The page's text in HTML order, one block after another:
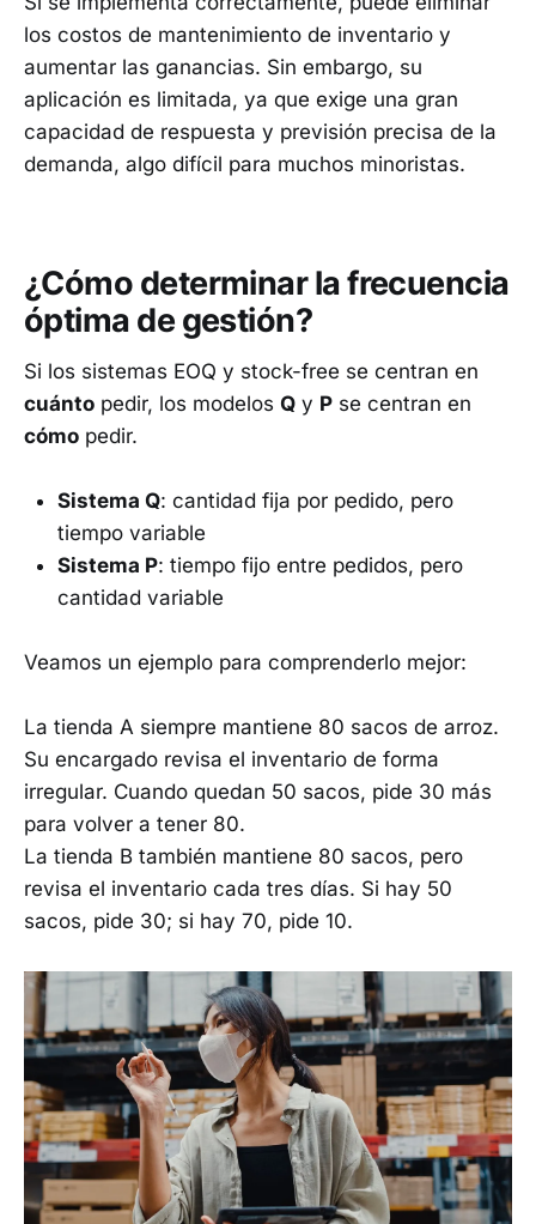
los costos de mantenimiento de inventario y
aumentar las ganancias. Sin embargo, su
aplicación es limitada, ya que exige una gran
capacidad de respuesta y previsión precisa de la
demanda, algo difícil para muchos minoristas.
¿Cómo determinar la frecuencia
óptima de gestión?
Si los sistemas EOQ y stock-free se centran en
cuánto pedir, los modelos Q y P se centran en
cómo pedir.
Sistema Q: cantidad fija por pedido, pero
tiempo variable
Sistema P: tiempo fijo entre pedidos, pero
cantidad variable
Veamos un ejemplo para comprenderlo mejor:
La tienda A siempre mantiene 80 sacos de arroz.
Su encargado revisa el inventario de forma
irregular. Cuando quedan 50 sacos, pide 30 más
para volver a tener 80.
La tienda B también mantiene 80 sacos, pero
revisa el inventario cada tres días. Si hay 50
sacos, pide 30; si hay 70, pide 10.